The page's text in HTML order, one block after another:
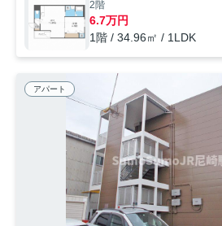
2階
6.7万円
1階 / 34.96㎡ / 1LDK
アパート